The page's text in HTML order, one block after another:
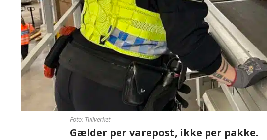
Foto: Tullverket
Gælder per varepost, ikke per pakke.